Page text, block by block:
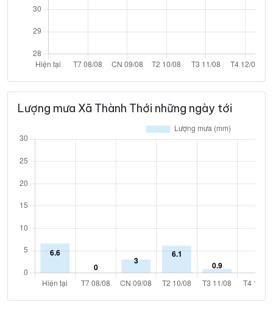
Lượng mưa Xã Thành Thới những ngày tới